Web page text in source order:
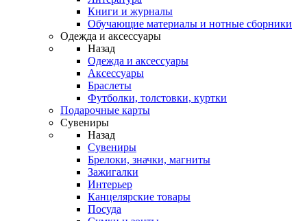
Книги и журналы
Обучающие материалы и нотные сборники
Одежда и аксессуары
Назад
Одежда и аксессуары
Аксессуары
Браслеты
Футболки, толстовки, куртки
Подарочные карты
Сувениры
Назад
Сувениры
Брелоки, значки, магниты
Зажигалки
Интерьер
Канцелярские товары
Посуда